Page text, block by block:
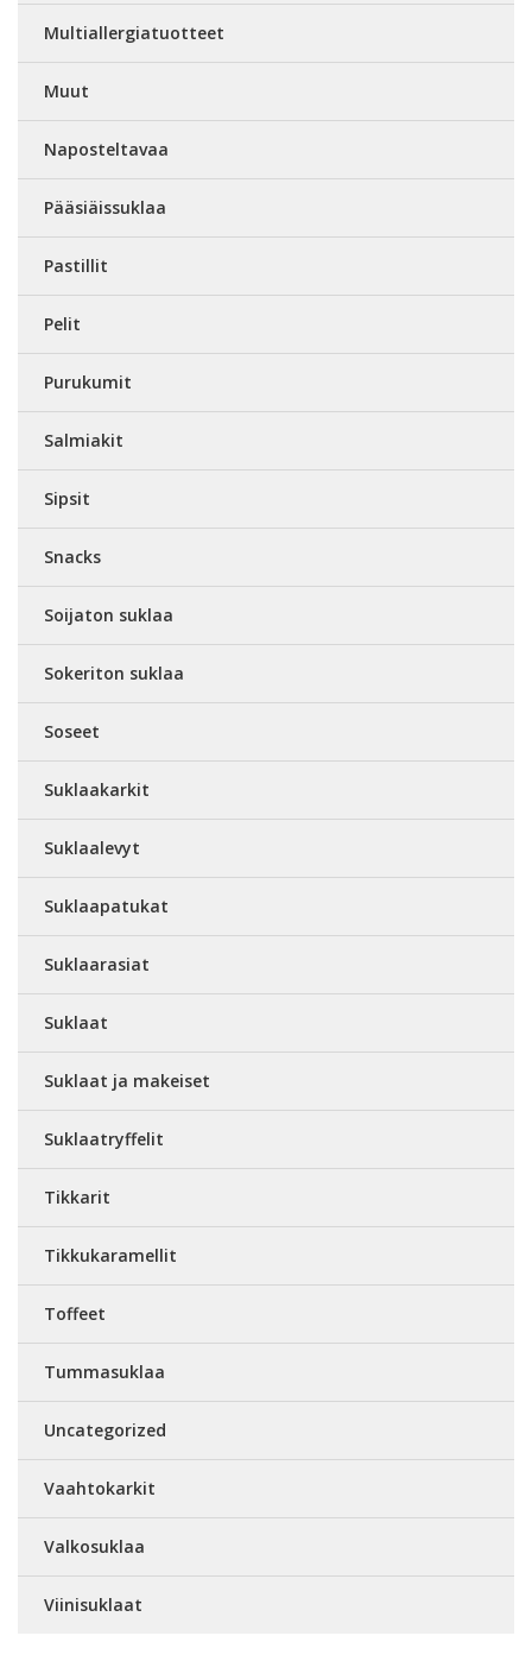
Multiallergiatuotteet
Muut
Naposteltavaa
Pääsiäissuklaa
Pastillit
Pelit
Purukumit
Salmiakit
Sipsit
Snacks
Soijaton suklaa
Sokeriton suklaa
Soseet
Suklaakarkit
Suklaalevyt
Suklaapatukat
Suklaarasiat
Suklaat
Suklaat ja makeiset
Suklaatryffelit
Tikkarit
Tikkukaramellit
Toffeet
Tummasuklaa
Uncategorized
Vaahtokarkit
Valkosuklaa
Viinisuklaat